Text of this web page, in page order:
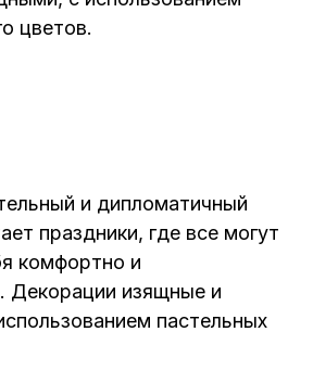
цветов.
и дипломатичный
праздники, где все могут
комфортно и
Декорации изящные и
пастельных